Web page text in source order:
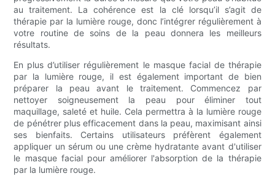
au traitement. La cohérence est la clé lorsqu’il s’agit de
thérapie par la lumière rouge, donc l’intégrer régulièrement à
votre routine de soins de la peau donnera les meilleurs
résultats.
En plus d’utiliser régulièrement le masque facial de thérapie
par la lumière rouge, il est également important de bien
préparer la peau avant le traitement. Commencez par
nettoyer soigneusement la peau pour éliminer tout
maquillage, saleté et huile. Cela permettra à la lumière rouge
de pénétrer plus efficacement dans la peau, maximisant ainsi
ses bienfaits. Certains utilisateurs préfèrent également
appliquer un sérum ou une crème hydratante avant d'utiliser
le masque facial pour améliorer l'absorption de la thérapie
par la lumière rouge.